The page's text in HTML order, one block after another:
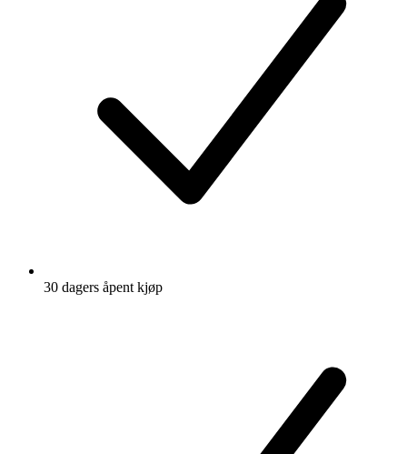
30 dagers åpent kjøp